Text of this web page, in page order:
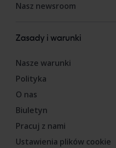
Nasz newsroom
Zasady i warunki
Nasze warunki
Polityka
O nas
Biuletyn
Pracuj z nami
Ustawienia plików cookie